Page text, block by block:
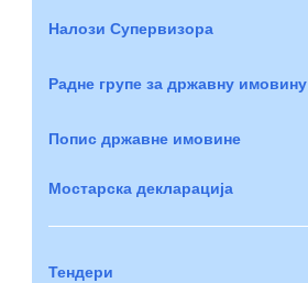
Налози Супервизора
Радне групе за државну имовину
Попис државне имовине
Мостарска декларација
Тендери